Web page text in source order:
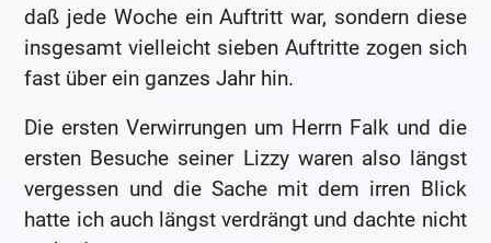
daß jede Woche ein Auftritt war, sondern diese
insgesamt vielleicht sieben Auftritte zogen sich
fast über ein ganzes Jahr hin.
Die ersten Verwirrungen um Herrn Falk und die
ersten Besuche seiner Lizzy waren also längst
vergessen und die Sache mit dem irren Blick
hatte ich auch längst verdrängt und dachte nicht